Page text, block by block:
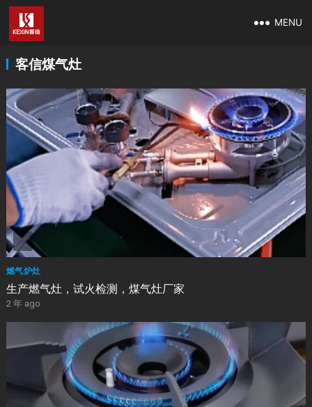
MENU
客信煤气灶
燃气炉灶
生产燃气灶，试火检测，煤气灶厂家
2 年 ago